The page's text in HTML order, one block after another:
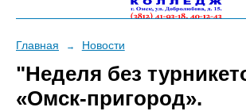
Главная → Новости
"Неделя без
«Омск-пригород».